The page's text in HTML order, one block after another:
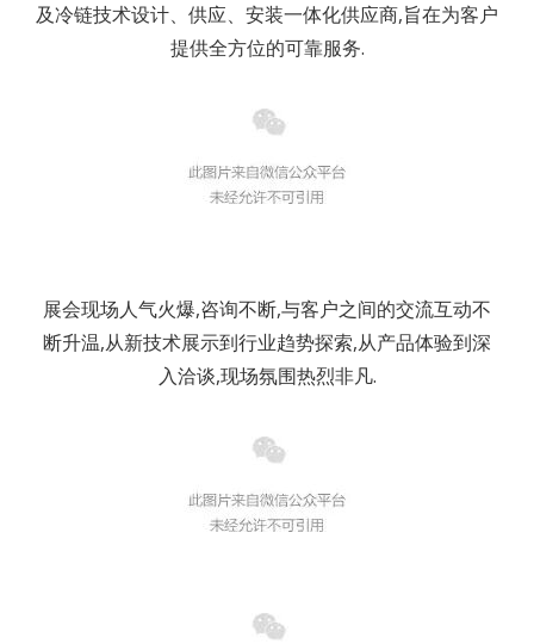
及冷链技术设计、供应、安装一体化供应商,旨在为客户
提供全方位的可靠服务.
展会现场人气火爆,咨询不断,与客户之间的交流互动不
断升温,从新技术展示到行业趋势探索,从产品体验到深
入洽谈,现场氛围热烈非凡.